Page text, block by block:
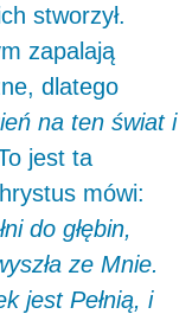
stworzył.
zapalają
dlatego
na ten świat i
jest ta
mówi:
do głębin,
ze Mnie.
jest Pełnią, i